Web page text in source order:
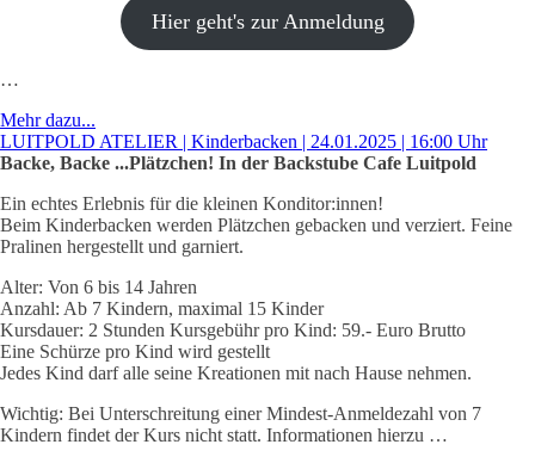
Hier geht's zur Anmeldung
…
Mehr dazu...
LUITPOLD ATELIER | Kinderbacken | 24.01.2025 | 16:00 Uhr
Backe, Backe ...Plätzchen! In der Backstube Cafe Luitpold
Ein echtes Erlebnis für die kleinen Konditor:innen!
Beim Kinderbacken werden Plätzchen gebacken und verziert. Feine
Pralinen hergestellt und garniert.
Alter: Von 6 bis 14 Jahren
Anzahl: Ab 7 Kindern, maximal 15 Kinder
Kursdauer: 2 Stunden Kursgebühr pro Kind: 59.- Euro Brutto
Eine Schürze pro Kind wird gestellt
Jedes Kind darf alle seine Kreationen mit nach Hause nehmen.
Wichtig: Bei Unterschreitung einer Mindest-Anmeldezahl von 7
Kindern findet der Kurs nicht statt. Informationen hierzu …